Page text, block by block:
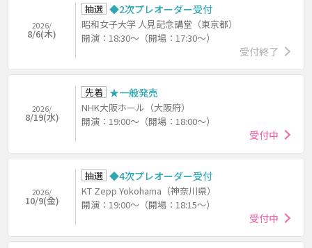
2026/
8/6(木)
抽選 ◆2次プレオーダー受付
昭和女子大学 人見記念講堂（東京都）
開演：18:30～（開場：17:30～）
受付終了
2026/
8/19(水)
先着 ★一般発売
NHK大阪ホール（大阪府）
開演：19:00～（開場：18:00～）
受付中
2026/
10/9(金)
抽選 ◆4次プレオーダー受付
KT Zepp Yokohama（神奈川県）
開演：19:00～（開場：18:15～）
受付中